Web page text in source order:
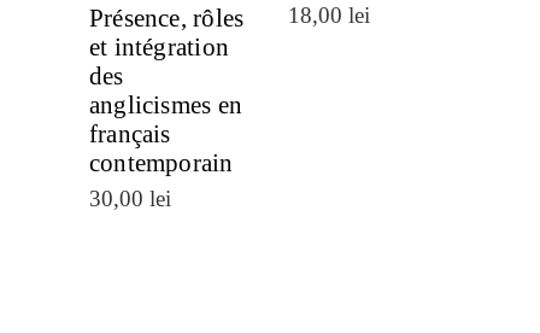
Présence, rôles
et intégration
des
anglicismes en
français
contemporain
30,00 lei
18,00 lei